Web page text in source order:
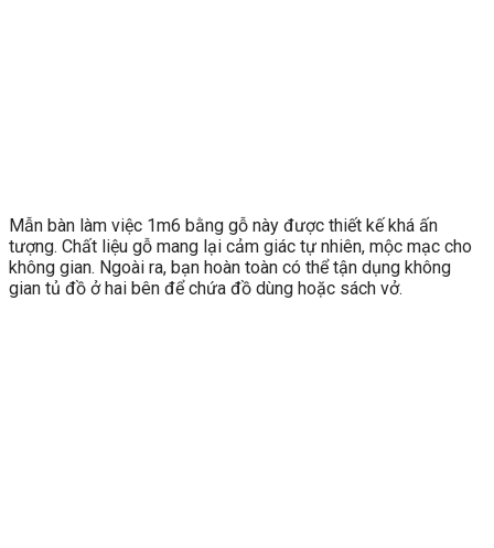
Mẫn bàn làm việc 1m6 bằng gỗ này được thiết kế khá ấn
tượng. Chất liệu gỗ mang lại cảm giác tự nhiên, mộc mạc cho
không gian. Ngoài ra, bạn hoàn toàn có thể tận dụng không
gian tủ đồ ở hai bên để chứa đồ dùng hoặc sách vở.